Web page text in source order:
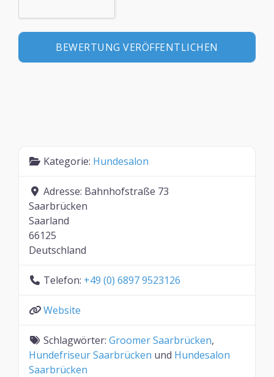
Kategorie: Hundesalon
Adresse: Bahnhofstraße 73
Saarbrücken
Saarland
66125
Deutschland
Telefon: +49 (0) 6897 9523126
Website
Schlagwörter: Groomer Saarbrücken,
Hundefriseur Saarbrücken und Hundesalon
Saarbrücken